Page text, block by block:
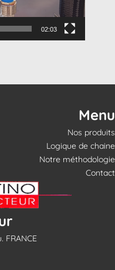
02:03
Menu
Nos produits
Logique de chaine
Notre méthodologie
Contact
FRANCE